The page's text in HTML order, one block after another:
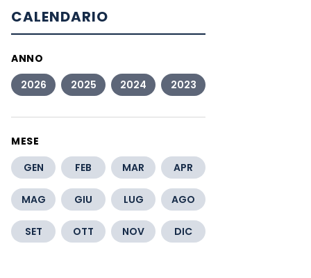
CALENDARIO
ANNO
2026
2025 2024 2023
MESE
GEN
FEB MAR APR
MAG GIU LUG AGO
SET OTT NOV DIC